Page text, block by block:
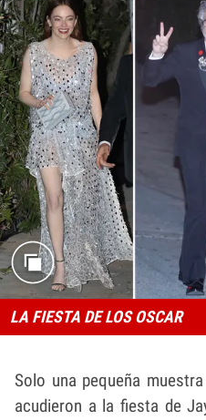
LA FIESTA DE LOS OSCAR
Solo una pequeña
acudieron a la fiesta de